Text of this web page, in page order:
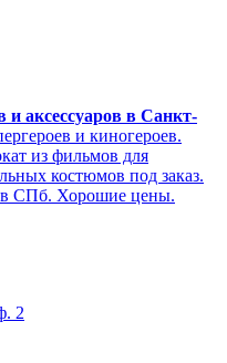
аксессуаров в Санкт-
и киногероев.
из фильмов для
костюмов под заказ.
в СПб. Хорошие цены.
2